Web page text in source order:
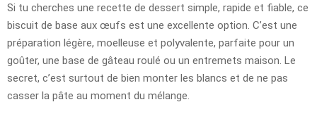
Si tu cherches une recette de dessert simple, rapide et fiable, ce
biscuit de base aux œufs est une excellente option. C’est une
préparation légère, moelleuse et polyvalente, parfaite pour un
goûter, une base de gâteau roulé ou un entremets maison. Le
secret, c’est surtout de bien monter les blancs et de ne pas
casser la pâte au moment du mélange.